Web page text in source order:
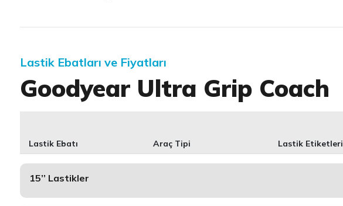
Lastik Ebatları ve Fiyatları
Goodyear Ultra Grip Coach
Lastik Ebatı Araç Tipi Lastik Etiketleri
15’’ Lastikler